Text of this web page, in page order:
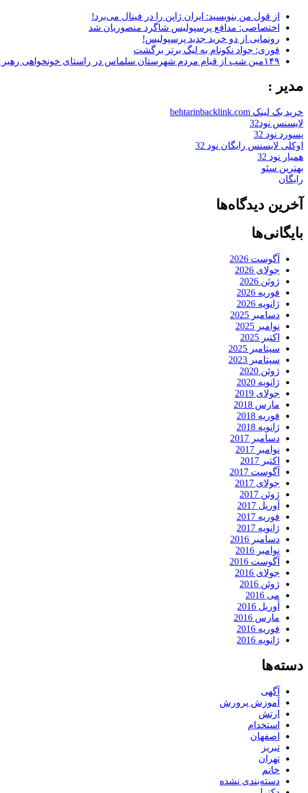
از قول من بنویسید: ایران ژاپن را در فینال می‌برد!
اختصاصی: مدافع پرسپولیس شاگرد منصوریان شد
رونمایی از دو خرید جدید پرسپولیس!
فوری: جواد نکونام به لیگ برتر برگشت
۱۴۹مین شب از قیام مردم شهرستان سلماس در راستای خونخواهی رهبر شهید + تصاویر
مدیر :
خرید بک لینک behtarinbacklink.com
لایسنس نود32
پسورد نود 32
اوکلی لایسنس رایگان نود 32
همیار نود 32
بهترین سئو
رایگان
آخرین دیدگاه‌ها
بایگانی‌ها
آگوست 2026
جولای 2026
ژوئن 2026
فوریه 2026
ژانویه 2026
دسامبر 2025
نوامبر 2025
اکتبر 2025
سپتامبر 2025
سپتامبر 2023
ژوئن 2020
ژانویه 2020
جولای 2019
مارس 2018
فوریه 2018
ژانویه 2018
دسامبر 2017
نوامبر 2017
اکتبر 2017
آگوست 2017
جولای 2017
ژوئن 2017
آوریل 2017
فوریه 2017
ژانویه 2017
دسامبر 2016
نوامبر 2016
آگوست 2016
جولای 2016
ژوئن 2016
می 2016
آوریل 2016
مارس 2016
فوریه 2016
ژانویه 2016
دسته‌ها
آگهی
آموزش پرورش
ارتش
استخدام
اصفهان
تبریز
تهران
خانم
دسته‌بندی نشده